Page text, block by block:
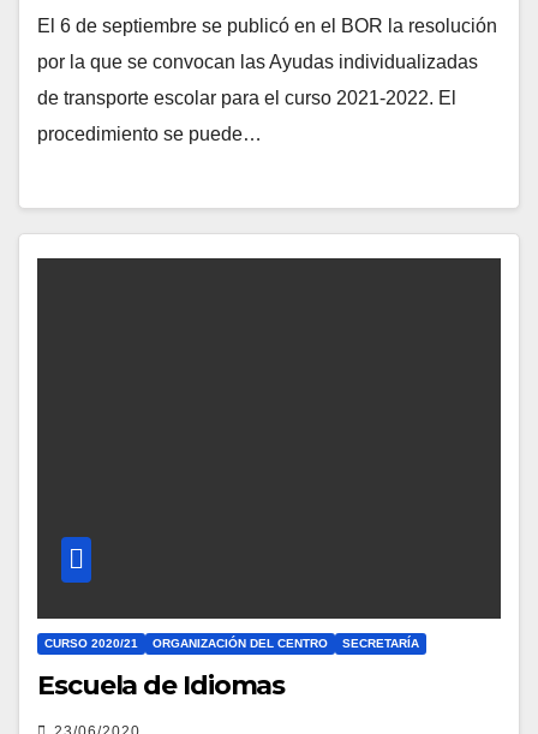
El 6 de septiembre se publicó en el BOR la resolución
por la que se convocan las Ayudas individualizadas
de transporte escolar para el curso 2021-2022. El
procedimiento se puede…
CURSO 2020/21 ORGANIZACIÓN DEL CENTRO SECRETARÍA
Escuela de Idiomas